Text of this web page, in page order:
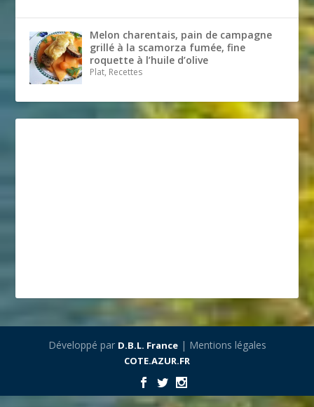
Melon charentais, pain de campagne
grillé à la scamorza fumée, fine
roquette à l’huile d’olive
Plat, Recettes
Développé par D.B.L. France| Mentions légales
COTE.AZUR.FR